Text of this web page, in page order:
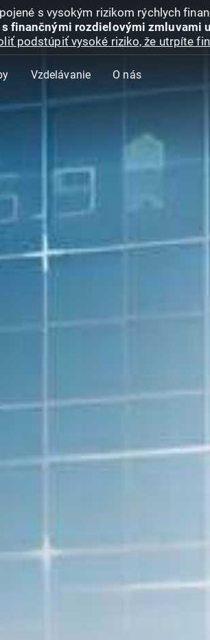
s vysokým rizikom rýchlych
finančnými rozdielovými zmluvami
podstúpiť vysoké riziko, že utrpíte
Vzdelávanie O nás